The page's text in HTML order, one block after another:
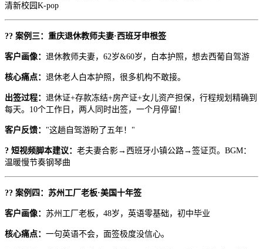
清新校园K-pop
?? 案例三：重庆退休教师夫妻·西班牙申根签
客户画像： 退休教师夫妻，62岁&60岁，白本护照，想去西葡自驾游
核心痛点： 退休老人白本护照，很多机构不敢接。
出签过程： 退休证+存款冻结+房产证+女儿资产担保，行程规划精确到
每天。10个工作日，两人同时出签，一个月停留！
客户反馈： "这趟自驾游盼了五年！"
? 短视频脚本建议： 老夫妻合影→西班牙小镇公路→签证页。BGM：
温暖慢节奏钢琴曲
?? 案例四：苏州工厂老板·美国十年签
客户画像： 苏州工厂老板，48岁，英语零基础，初中毕业
核心痛点： 一句英语不会，面签极度没信心。